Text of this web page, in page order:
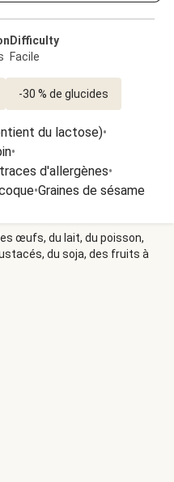
Difficulty
Facile
-30 % de glucides
du lactose)•
•
d'allergènes•
•Graines de sésame
œufs, du lait, du poisson,
du soja, des fruits à